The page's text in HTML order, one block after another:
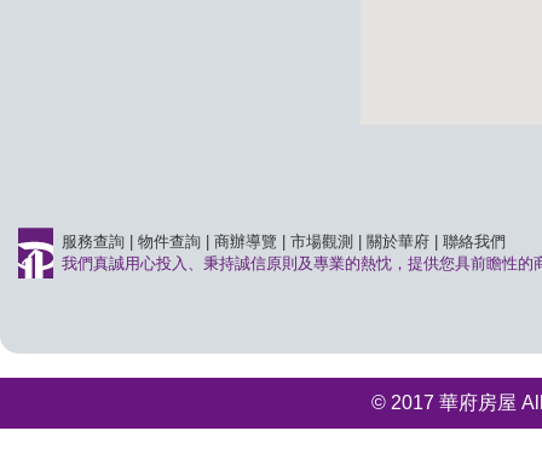
服務查詢 物件查詢 商辦導覽 市場觀測 關於華府
聯絡我們
我們真誠用心投入、秉持誠信原則及專業的熱忱，提供您具前瞻性的
© 2017 華府房屋